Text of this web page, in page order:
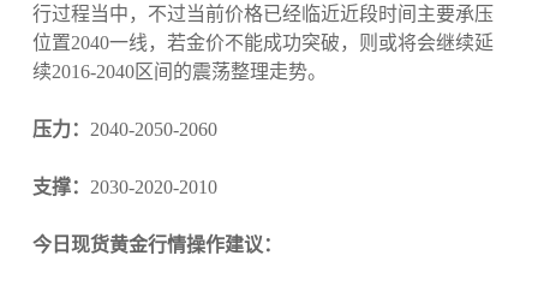
行过程当中，不过当前价格已经临近近段时间主要承压
位置2040一线，若金价不能成功突破，则或将会继续延
续2016-2040区间的震荡整理走势。
压力： 2040-2050-2060
支撑： 2030-2020-2010
今日现货黄金行情操作建议：